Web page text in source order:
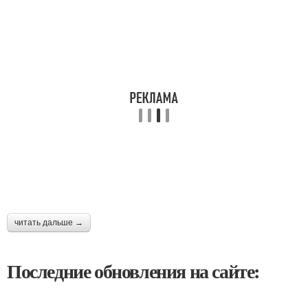
читать дальше →
Последние обновления на сайте: